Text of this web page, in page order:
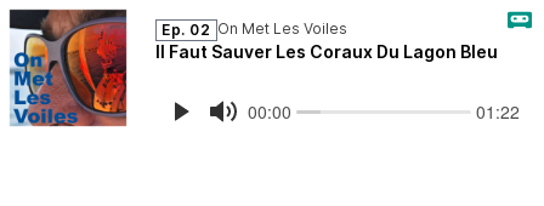
Ep. 02 On Met Les Voiles
Il Faut Sauver Les Coraux Du Lagon Bleu